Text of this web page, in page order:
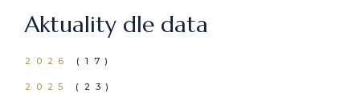
Aktuality dle data
2026 (17)
2025 (23)